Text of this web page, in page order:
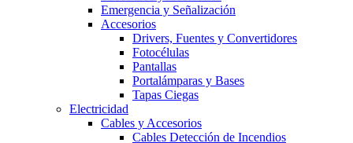
Emergencia y Señalización
Accesorios
Drivers, Fuentes y Convertidores
Fotocélulas
Pantallas
Portalámparas y Bases
Tapas Ciegas
Electricidad
Cables y Accesorios
Cables Detección de Incendios